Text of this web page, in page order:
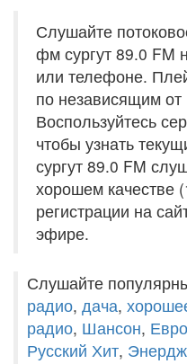
Слушайте
фм сургут 89.0 FM
или телефоне.
по независящим
Воспользуйтесь
чтобы узнать
сургут 89.0 FM
хорошем качестве
регистрации на
эфире.
Слушайте
радио, дача,
радио, Шансон,
Русский Хит,